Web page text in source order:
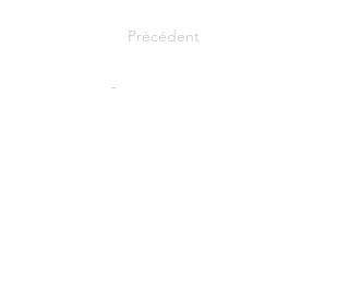
Précédent
Suivant